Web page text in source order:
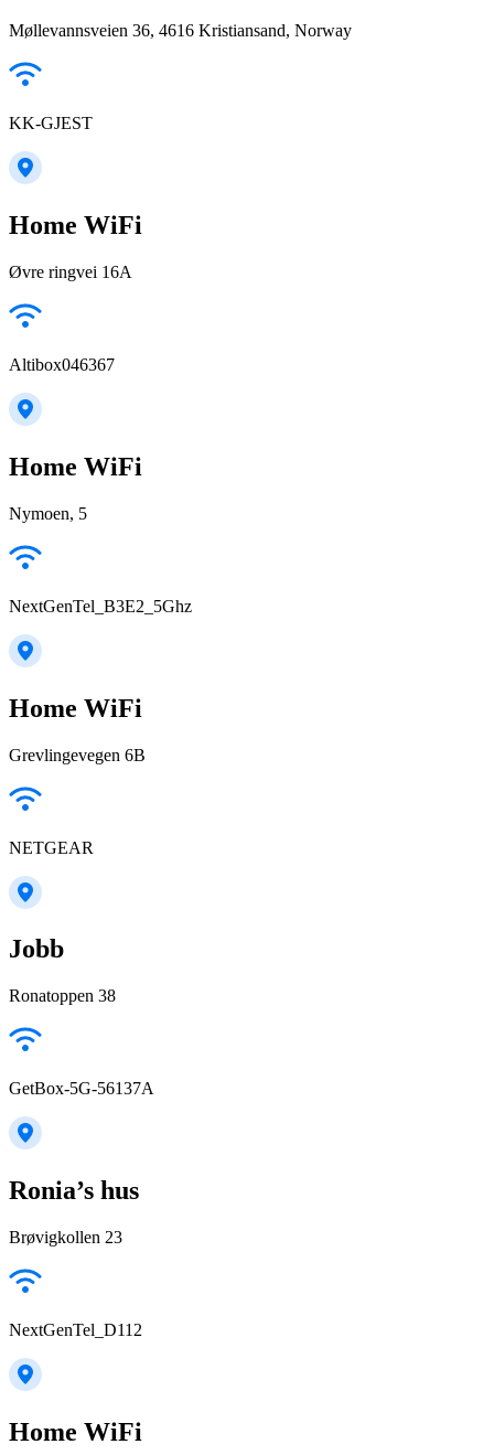
Møllevannsveien 36, 4616 Kristiansand, Norway
KK-GJEST
Home WiFi
Øvre ringvei 16A
Altibox046367
Home WiFi
Nymoen, 5
NextGenTel_B3E2_5Ghz
Home WiFi
Grevlingevegen 6B
NETGEAR
Jobb
Ronatoppen 38
GetBox-5G-56137A
Ronia’s hus
Brøvigkollen 23
NextGenTel_D112
Home WiFi